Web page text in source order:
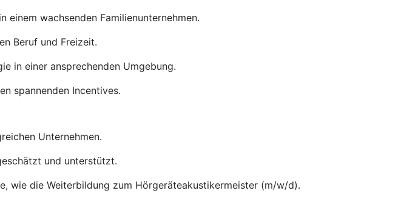
einem wachsenden Familienunternehmen.
Beruf und Freizeit.
in einer ansprechenden Umgebung.
spannenden Incentives.
Unternehmen.
und unterstützt.
wie die Weiterbildung zum Hörgeräteakustikermeister (m/w/d).